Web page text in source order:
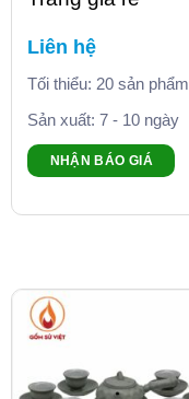
Liên hệ
Tối thiểu: 20 sản phẩm
Sản xuất: 7 - 10 ngày
NHẬN BÁO GIÁ